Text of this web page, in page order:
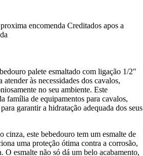
encomenda Creditados apos a
palete esmaltado com ligação 1/2"
às necessidades dos cavalos,
no seu ambiente. Este
família de equipamentos para cavalos,
garantir a hidratação adequada dos seus
cinza, este bebedouro tem um esmalte de
uma proteção ótima contra a corrosão,
O esmalte não só dá um belo acabamento,